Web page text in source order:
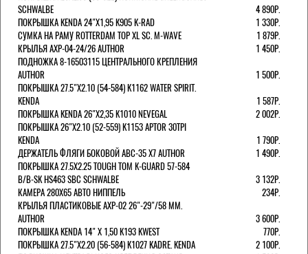
SCHWALBE
4 890Р.
ПОКРЫШКА KENDA 24"Х1,95 K905 K-RAD
1 330Р.
СУМКА НА РАМУ ROTTERDAM TOP XL SC. M-WAVE
1 879Р.
КРЫЛЬЯ AXP-04-24/26 AUTHOR
1 450Р.
ПОДНОЖКА 8-16503115 ЦЕНТРАЛЬНОГО КРЕПЛЕНИЯ
AUTHOR
1 500Р.
ПОКРЫШКА 27.5"Х2.10 (54-584) K1162 WATER SPIRIT.
KENDA
1 587Р.
ПОКРЫШКА KENDA 26"Х2,35 K1010 NEVEGAL
2 002Р.
ПОКРЫШКА 26"Х2.10 (52-559) K1153 APTOR 30TPI
KENDA
1 790Р.
ДЕРЖАТЕЛЬ ФЛЯГИ БОКОВОЙ ABC-35 X7 AUTHOR
1 490Р.
ПОКРЫШКА 27.5X2.25 TOUGH TOM K-GUARD 57-584
B/B-SK HS463 SBC SCHWALBE
3 132Р.
КАМЕРА 280Х65 АВТО НИППЕЛЬ
234Р.
КРЫЛЬЯ ПЛАСТИКОВЫЕ AXP-02 26"-29"/58 ММ.
AUTHOR
3 600Р.
ПОКРЫШКА KENDA 14" Х 1,50 K193 KWEST
770Р.
ПОКРЫШКА 27.5"Х2.20 (56-584) K1027 KADRE. KENDA
2 100Р.